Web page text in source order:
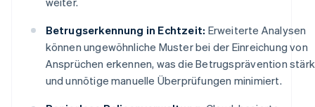
Betrugserkennung in Echtzeit: Erweiterte Analysen
können ungewöhnliche Muster bei der Einreichung von
Ansprüchen erkennen, was die Betrugsprävention
und unnötige manuelle Überprüfungen minimiert.